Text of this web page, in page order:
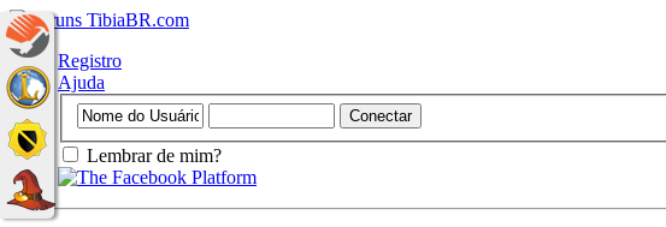
Registro
Ajuda
Lembrar de mim?